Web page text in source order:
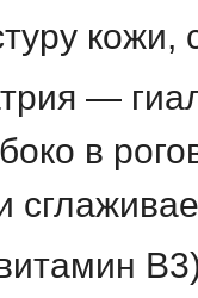
—
в